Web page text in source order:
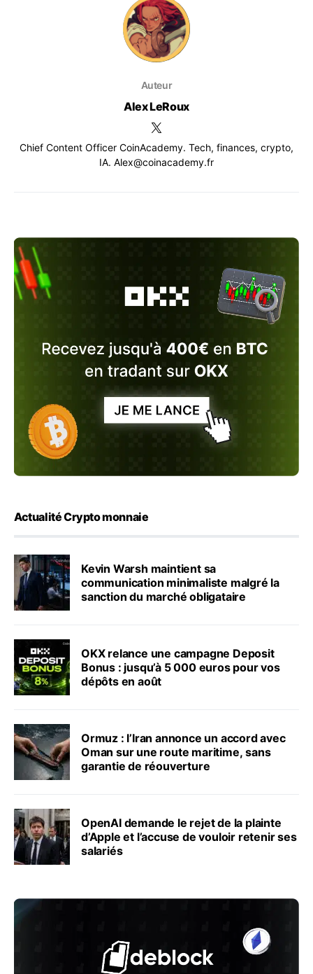
Auteur
Alex LeRoux
Chief Content Officer CoinAcademy. Tech, finances, crypto,
IA. Alex@coinacademy.fr
Actualité Crypto monnaie
Kevin Warsh maintient sa
communication minimaliste malgré la
sanction du marché obligataire
OKX relance une campagne Deposit
Bonus : jusqu’à 5 000 euros pour vos
dépôts en août
Ormuz : l’Iran annonce un accord avec
Oman sur une route maritime, sans
garantie de réouverture
OpenAI demande le rejet de la plainte
d’Apple et l’accuse de vouloir retenir ses
salariés